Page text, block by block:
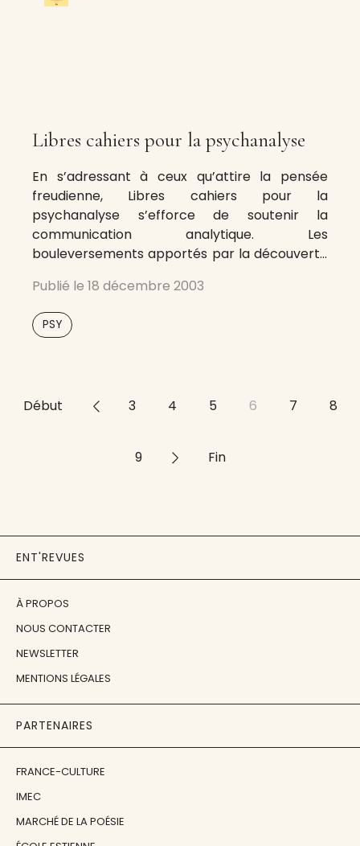
Libres cahiers pour la psychanalyse
En s’adressant à ceux qu’attire la pensée
freudienne, Libres cahiers pour la
psychanalyse s’efforce de soutenir la
communication analytique. Les
bouleversements apportés par la découverte
conduites humaines et le traitement de la
souffrance psychique continuent de mettre à
l’épreuve les textes de Freud et sa méthode.
Publié le 18 décembre 2003
PSY
Début << 3 4 5 6 7 8
9 >> Fin
ENT'REVUES
À PROPOS
NOUS CONTACTER
NEWSLETTER
MENTIONS LÉGALES
PARTENAIRES
FRANCE-CULTURE
IMEC
MARCHÉ DE LA POÉSIE